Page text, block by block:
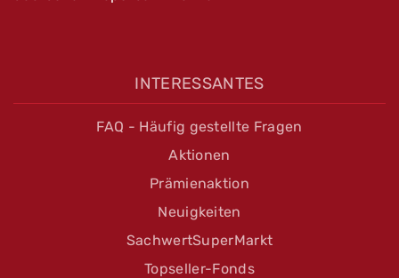
INTERESSANTES
FAQ - Häufig gestellte Fragen
Aktionen
Prämienaktion
Neuigkeiten
SachwertSuperMarkt
Topseller-Fonds